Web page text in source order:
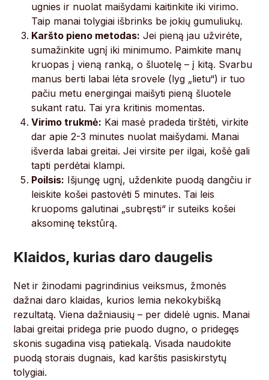
ugnies ir nuolat maišydami kaitinkite iki virimo.
Taip manai tolygiai išbrinks be jokių gumuliukų.
Karšto pieno metodas: Jei pieną jau užvirėte,
sumažinkite ugnį iki minimumo. Paimkite manų
kruopas į vieną ranką, o šluotelę – į kitą. Svarbu
manus berti labai lėta srovele (lyg „lietu“) ir tuo
pačiu metu energingai maišyti pieną šluotele
sukant ratu. Tai yra kritinis momentas.
Virimo trukmė: Kai masė pradeda tirštėti, virkite
dar apie 2-3 minutes nuolat maišydami. Manai
išverda labai greitai. Jei virsite per ilgai, košė gali
tapti perdėtai klampi.
Poilsis: Išjungę ugnį, uždenkite puodą dangčiu ir
leiskite košei pastovėti 5 minutes. Tai leis
kruopoms galutinai „subręsti“ ir suteiks košei
aksominę tekstūrą.
Klaidos, kurias daro daugelis
Net ir žinodami pagrindinius veiksmus, žmonės
dažnai daro klaidas, kurios lemia nekokybišką
rezultatą. Viena dažniausių – per didelė ugnis. Manai
labai greitai pridega prie puodo dugno, o pridegęs
skonis sugadina visą patiekalą. Visada naudokite
puodą storais dugnais, kad karštis pasiskirstytų
tolygiai.